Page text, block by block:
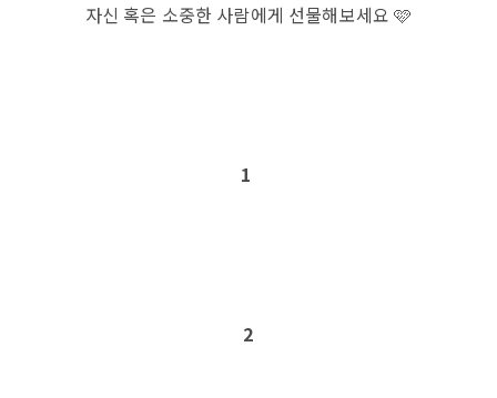
자신 혹은 소중한 사람에게 선물해보세요 🩷
1
2